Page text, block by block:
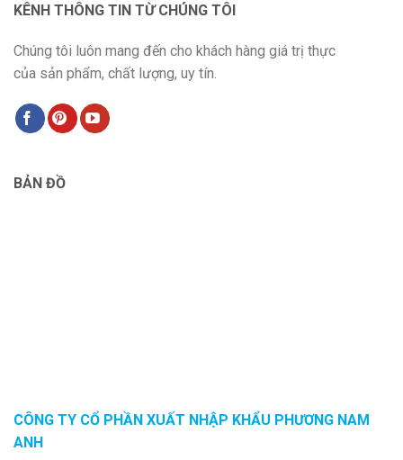
KÊNH THÔNG TIN TỪ CHÚNG TÔI
Chúng tôi luôn mang đến cho khách hàng giá trị thực
của sản phẩm, chất lượng, uy tín.
BẢN ĐỒ
CÔNG TY CỔ PHẦN XUẤT NHẬP KHẨU PHƯƠNG NAM
ANH